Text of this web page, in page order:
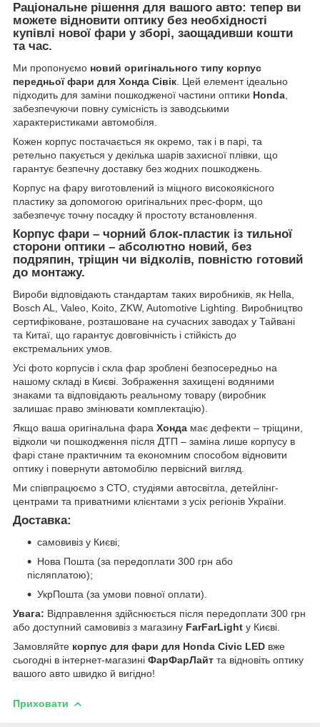
Раціональне рішення для вашого авто: тепер ви
можете відновити оптику без необхідності
купівлі нової фари у зборі, заощадивши кошти
та час.
Ми пропонуємо новий оригінального типу корпус
передньої фари для Хонда Сівік. Цей елемент ідеально
підходить для заміни пошкодженої частини оптики Honda,
забезпечуючи повну сумісність із заводськими
характеристиками автомобіля.
Кожен корпус постачається як окремо, так і в парі, та
ретельно пакується у декілька шарів захисної плівки, що
гарантує безпечну доставку без жодних пошкоджень.
Корпус на фару виготовлений із міцного високоякісного
пластику за допомогою оригінальних прес-форм, що
забезпечує точну посадку й простоту встановлення.
Корпус фари – чорний блок-пластик із тильної
сторони оптики – абсолютно новий, без
подряпин, тріщин чи відколів, повністю готовий
до монтажу.
Вироби відповідають стандартам таких виробників, як Hella,
Bosch AL, Valeo, Koito, ZKW, Automotive Lighting. Виробництво
сертифіковане, розташоване на сучасних заводах у Тайвані
та Китаї, що гарантує довговічність і стійкість до
екстремальних умов.
Усі фото корпусів і скла фар зроблені безпосередньо на
нашому складі в Києві. Зображення захищені водяними
знаками та відповідають реальному товару (виробник
залишає право змінювати комплектацію).
Якщо ваша оригінальна фара Хонда має дефекти – тріщини,
відколи чи пошкодження після ДТП – заміна лише корпусу в
фарі стане практичним та економним способом відновити
оптику і повернути автомобілю первісний вигляд.
Ми співпрацюємо з СТО, студіями автосвітла, детейлінг-
центрами та приватними клієнтами з усіх регіонів України.
Доставка:
самовивіз у Києві;
Нова Пошта (за передоплати 300 грн або
післяплатою);
УкрПошта (за умови повної оплати).
Увага: Відправлення здійснюється після передоплати 300 грн
або доступний самовивіз з магазину FarFarLight у Києві.
Замовляйте корпус для фари для Honda Civic LED вже
сьогодні в інтернет-магазині ФарФарЛайт та відновіть оптику
вашого авто швидко й вигідно!
Приховати